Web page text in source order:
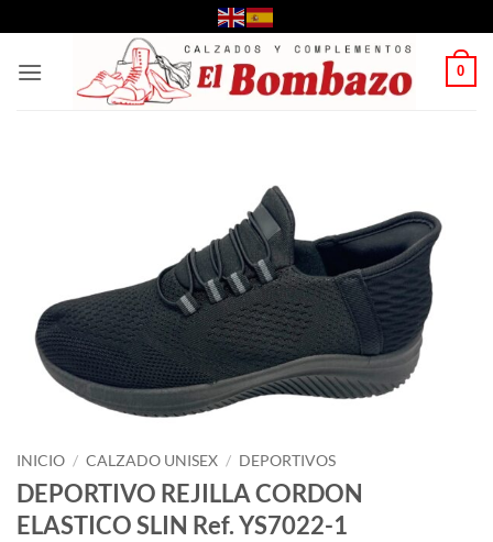
al
contenido
0
INICIO / CALZADO UNISEX / DEPORTIVOS
DEPORTIVO REJILLA CORDON
ELASTICO SLIN Ref. YS7022-1